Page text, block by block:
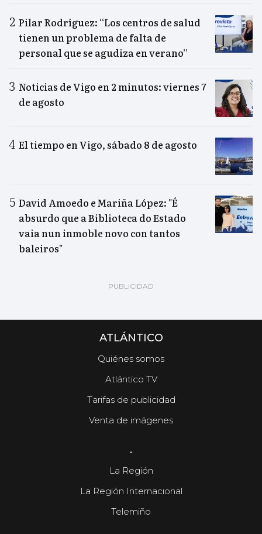
Pilar Rodríguez: “Los centros de salud
tienen un problema de falta de
personal que se agudiza en verano”
Noticias de Vigo en 2 minutos: viernes 7
de agosto
El tiempo en Vigo, sábado 8 de agosto
David Amoedo e Mariña López: "É
absurdo que a Biblioteca do Estado
vaia nun inmoble novo con tantos
baleiros"
ATLÁNTICO
Quiénes somos
Atlántico TV
Tarifas de publicidad
Venta de imágenes
.
La Región
La Región Internacional
Telemiño